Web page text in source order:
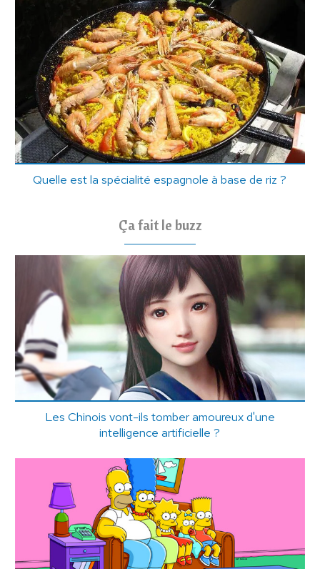
Quelle est la spécialité espagnole à base de riz ?
Ça fait le buzz
Les Chinois vont-ils tomber amoureux d'une
intelligence artificielle ?